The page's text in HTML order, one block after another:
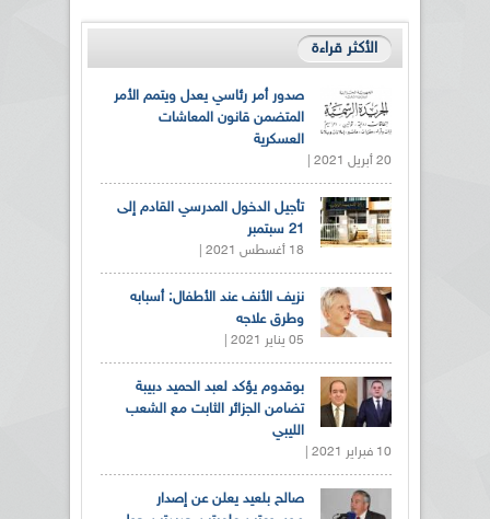
الأكثر قراءة
صدور أمر رئاسي يعدل ويتمم الأمر
المتضمن قانون المعاشات
العسكرية
20 أبريل 2021 |
تأجيل الدخول المدرسي القادم إلى
21 سبتمبر
18 أغسطس 2021 |
نزيف الأنف عند الأطفال: أسبابه
وطرق علاجه
05 يناير 2021 |
بوقدوم يؤكد لعبد الحميد دبيبة
تضامن الجزائر الثابت مع الشعب
الليبي
10 فبراير 2021 |
صالح بلعيد يعلن عن إصدار